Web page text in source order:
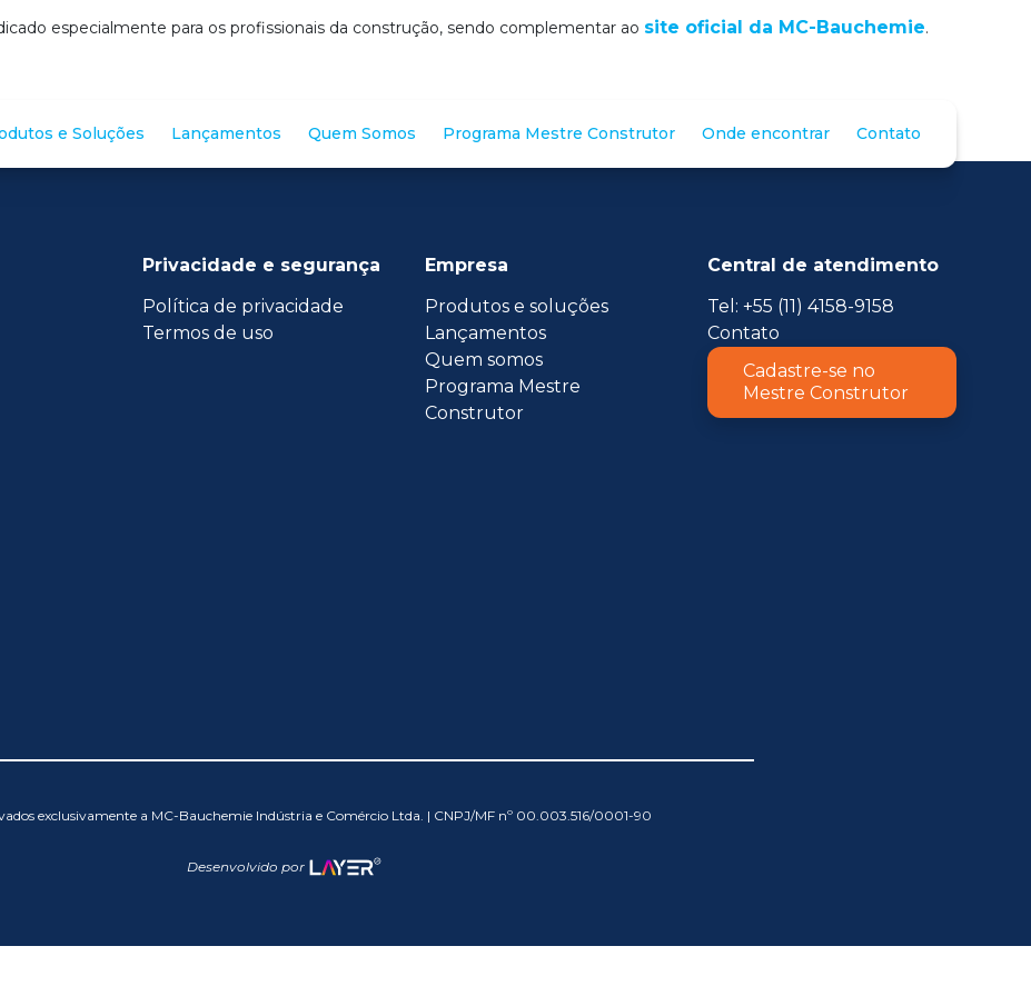
especialmente para os profissionais da construção, sendo complementar ao site oficial da MC-Bauchemie.
e Soluções Lançamentos Quem Somos Programa Mestre Construtor Onde encontrar Contato
Privacidade e segurança
Política de privacidade
Termos de uso
Empresa
Produtos e soluções
Lançamentos
Quem somos
Programa Mestre
Construtor
Central de atendimento
Tel: +55 (11) 4158-9158
Contato
Cadastre-se no
Mestre Construtor
exclusivamente a MC-Bauchemie Indústria e Comércio Ltda. | CNPJ/MF nº 00.003.516/0001-90
Desenvolvido por